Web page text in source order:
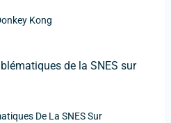
Kong
De La SNES Sur